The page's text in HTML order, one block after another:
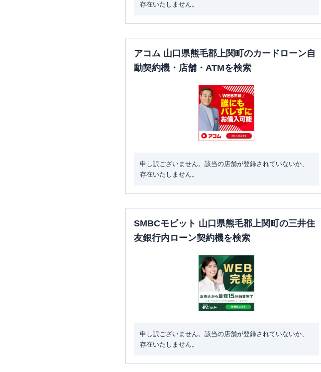
存在いたしません。
アコム 山口県熊毛郡上関町のカードローン自
動契約機・店舗・ATMを検索
申し訳ございません。該当の店舗が登録されていないか、
存在いたしません。
SMBCモビット 山口県熊毛郡上関町の三井住
友銀行内ローン契約機を検索
申し訳ございません。該当の店舗が登録されていないか、
存在いたしません。